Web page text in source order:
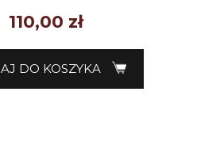
110,00 zł
DO KOSZYKA